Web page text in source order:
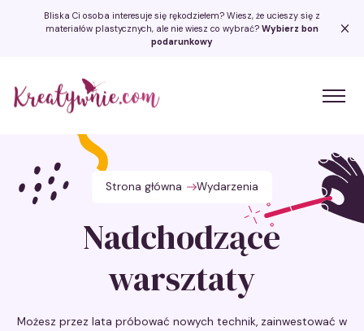
Bliska Ci osoba interesuje się rękodziełem? Wiesz, że ucieszy się z
materiałów plastycznych, ale nie wiesz co wybrać? Wybierz bon
podarunkowy
Kreatywnie.com
Strona główna Wydarzenia
Nadchodzące
warsztaty
Możesz przez lata próbować nowych technik, zainwestować w